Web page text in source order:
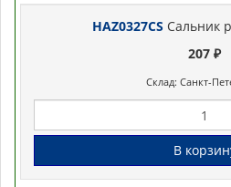
HAZ0327CS Сальник
207 ₽
Склад: Санкт-
В